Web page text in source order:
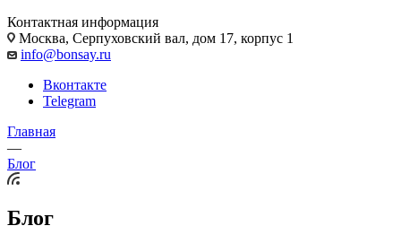
Контактная информация
Москва, Cерпуховский вал, дом 17, корпус 1
info@bonsay.ru
Вконтакте
Telegram
Главная
—
Блог
Блог